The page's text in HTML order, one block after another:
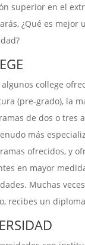
superior en el
¿Qué es mejor
college
(pre-grado), la
de dos o tres
más
ofrecidos, y
en mayor
Muchas
recibes un